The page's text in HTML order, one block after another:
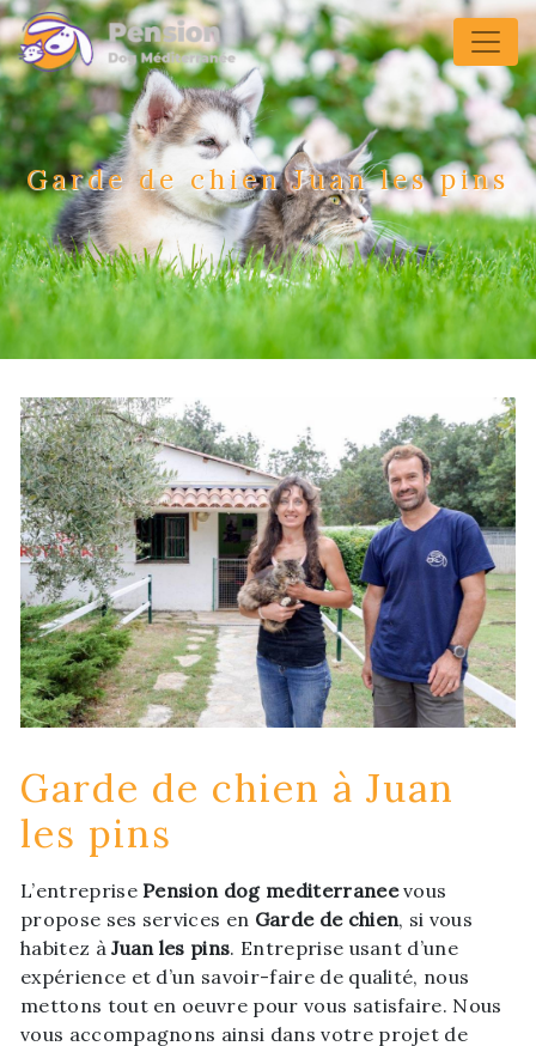
Panneau de gestion des cookies
Garde de chien Juan les pins
Garde de chien à Juan
les pins
L’entreprisePension dog mediterraneevous
propose ses services en Garde de chien, si vous
habitez àJuan les pins. Entreprise usant d’une
expérience et d’un savoir-faire de qualité, nous
mettons tout en oeuvre pour vous satisfaire. Nous
vous accompagnons ainsi dans votre projet de